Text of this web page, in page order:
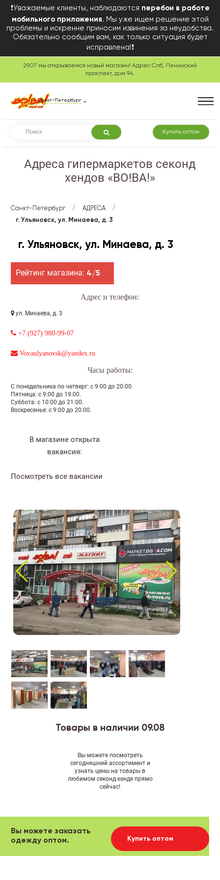
❗Уважаемые клиенты, наблюдаются перебои в работе
мобильного приложения. Мы уже ищем решение этой
проблемы и искренне приносим извинения за неудобства.
Обязательно сообщим вам, как только ситуация будет
исправлена!❗
29.07 мы открываемся новый магазин! Адрес Спб, Ленинский
проспект, дом 94.
Санкт-Петербург
Купить оптом
Адреса гипермаркетов секонд
хендов «ВО!ВА!»
Санкт-Петербург / АДРЕСА /
г. Ульяновск, ул. Минаева, д. 3
г. Ульяновск, ул. Минаева, д. 3
Рейтинг магазина: 4/5
Адрес и телефон:
ул. Минаева, д. 3
+7 (927) 980-99-07
Vovaulyanovsk@yandex.ru
Часы работы:
С понедельника по четверг: с 9:00 до 20:00.
Пятница: с 9:00 до 19:00.
Суббота: с 10:00 до 21:00.
Воскресенье: с 9:00 до 20:00.
В магазине открыта
вакансия:
Посмотреть все вакансии
Товары в наличии 09.08
Вы можете посмотреть
сегодняшний ассортимент и
узнать цены на товары в
любимом секонд-хенде прямо
сейчас!
Вы можете заказать
одежду оптом.
Купить оптом